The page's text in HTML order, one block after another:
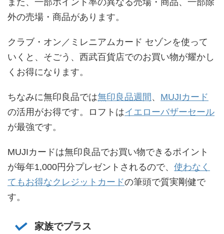
また、一部ポイント率の異なる売場・商品、一部除
外の売場・商品があります。
クラブ・オン／ミレニアムカード セゾンを使って
いくと、そごう、西武百貨店でのお買い物が耀かし
くお得になります。
ちなみに無印良品では無印良品週間 、 MUJIカード
の活用がお得です。ロフトはイエローバザーセール
が最強です。
MUJIカードは無印良品でお買い物できるポイント
が毎年1,000円分プレゼントされるので、 使わなく
てもお得なクレジットカードの筆頭で質実剛健で
す。
家族でプラス